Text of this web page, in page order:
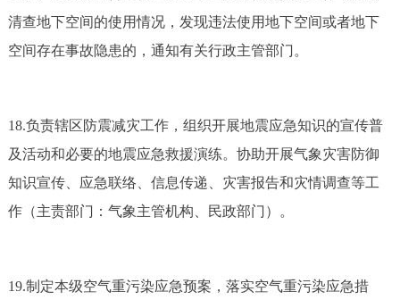
清查地下空间的使用情况，发现违法使用地下空间或者地下
空间存在事故隐患的，通知有关行政主管部门。
18.负责辖区防震减灾工作，组织开展地震应急知识的宣传普
及活动和必要的地震应急救援演练。协助开展气象灾害防御
知识宣传、应急联络、信息传递、灾害报告和灾情调查等工
作（主责部门：气象主管机构、民政部门）。
19.制定本级空气重污染应急预案，落实空气重污染应急措